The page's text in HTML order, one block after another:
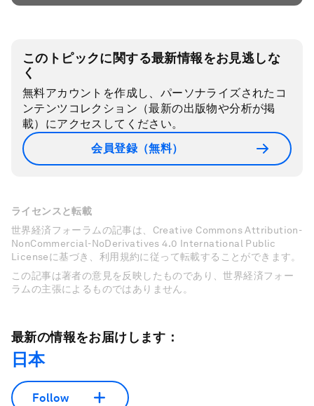
このトピックに関する最新情報をお見逃しな
く
無料アカウントを作成し、パーソナライズされたコ
ンテンツコレクション（最新の出版物や分析が掲
載）にアクセスしてください。
会員登録（無料）
ライセンスと転載
世界経済フォーラムの記事は、Creative Commons Attribution-
NonCommercial-NoDerivatives 4.0 International Public
Licenseに基づき、利用規約に従って転載することができます。
この記事は著者の意見を反映したものであり、世界経済フォー
ラムの主張によるものではありません。
最新の情報をお届けします：
日本
Follow